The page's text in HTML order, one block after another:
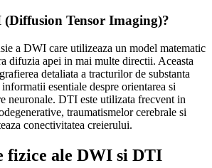
(Diffusion Tensor Imaging)?
a DWI care utilizeaza un model matematic
difuzia apei in mai multe directii. Aceasta
detaliata a tracturilor de substanta
esentiale despre orientarea si
neuronale. DTI este utilizata frecvent in
traumatismelor cerebrale si
conectivitatea creierului.
fizice ale DWI si DTI